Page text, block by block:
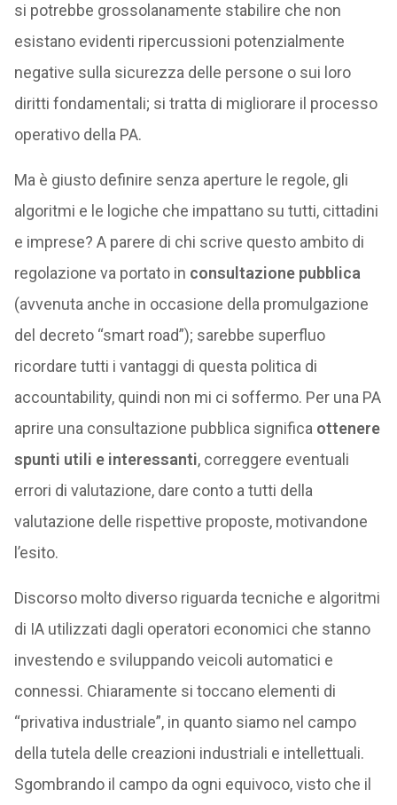
si potrebbe grossolanamente stabilire che non
esistano evidenti ripercussioni potenzialmente
negative sulla sicurezza delle persone o sui loro
diritti fondamentali; si tratta di migliorare il processo
operativo della PA.
Ma è giusto definire senza aperture le regole, gli
algoritmi e le logiche che impattano su tutti, cittadini
e imprese? A parere di chi scrive questo ambito di
regolazione va portato in consultazione pubblica
(avvenuta anche in occasione della promulgazione
del decreto “smart road”); sarebbe superfluo
ricordare tutti i vantaggi di questa politica di
accountability, quindi non mi ci soffermo. Per una PA
aprire una consultazione pubblica significa ottenere
spunti utili e interessanti, correggere eventuali
errori di valutazione, dare conto a tutti della
valutazione delle rispettive proposte, motivandone
l’esito.
Discorso molto diverso riguarda tecniche e algoritmi
di IA utilizzati dagli operatori economici che stanno
investendo e sviluppando veicoli automatici e
connessi. Chiaramente si toccano elementi di
“privativa industriale”, in quanto siamo nel campo
della tutela delle creazioni industriali e intellettuali.
Sgombrando il campo da ogni equivoco, visto che il